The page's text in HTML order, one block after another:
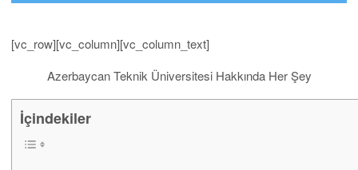
[vc_row][vc_column][vc_column_text]
Azerbaycan Teknik Üniversitesi Hakkında Her Şey
İçindekiler